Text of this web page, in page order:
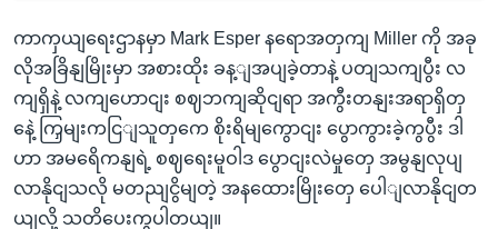
ကာကှယျရေးဌာနမှာ Mark Esper နရောအတှကျ Miller ကို အခု
လိုအခြိနျမြိုးမှာ အစားထိုး ခန့ျအပျခဲ့တာနဲ့ ပတျသကျပွီး လ
ကျရှိနဲ့ လကျဟောငျး စဈဘကျဆိုငျရာ အကွီးတနျးအရာရှိတှ
နေဲ့ ကြှမျးကငြျသူတှကေ စိုးရိမျကွောငျး ပွောကွားခဲ့ကွပွီး ဒါ
ဟာ အမရေိကနျရဲ့ စဈရေးမူဝါဒ ပွောငျးလဲမှုတှေ အမွနျလုပျ
လာနိုငျသလို မတညျငွိမျတဲ့ အနထေားမြိုးတှေ ပေါျလာနိုငျတ
ယျလို့ သတိပေးကွပါတယျ။